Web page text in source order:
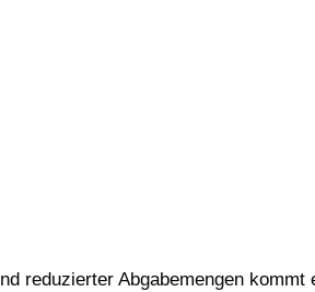
reduzierter Abgabemengen kommt